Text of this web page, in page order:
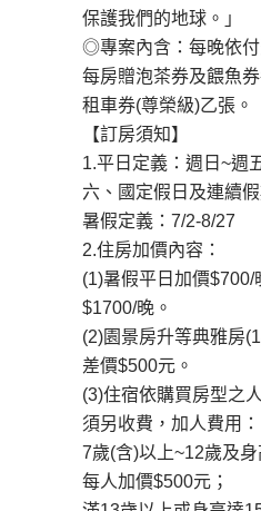
保護我們的地球。」
◎專案內含：每晚依付
每房贈泡茶券及餵魚
租車券(尊榮級)乙張。
【訂房須知】
1.平日定義：週日~週
六、國定假日及連續
暑假定義：7/2-8/27
2.住房加價內容：
(1)暑假平日加價$700/
$1700/晚。
(2)園景房升等典雅房
差價$500元。
(3)住宿依購買房型之
須另收費，加人費用：
7歲(含)以上~12歲及身
每人加價$500元；